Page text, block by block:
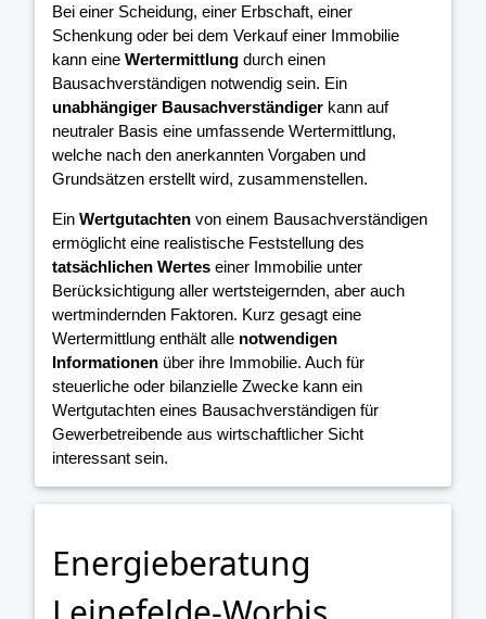
Bei einer Scheidung, einer Erbschaft, einer
Schenkung oder bei dem Verkauf einer Immobilie
kann eine Wertermittlung durch einen
Bausachverständigen notwendig sein. Ein
unabhängiger Bausachverständiger kann auf
neutraler Basis eine umfassende Wertermittlung,
welche nach den anerkannten Vorgaben und
Grundsätzen erstellt wird, zusammenstellen.
Ein Wertgutachten von einem Bausachverständigen
ermöglicht eine realistische Feststellung des
tatsächlichen Wertes einer Immobilie unter
Berücksichtigung aller wertsteigernden, aber auch
wertmindernden Faktoren. Kurz gesagt eine
Wertermittlung enthält alle notwendigen
Informationen über ihre Immobilie. Auch für
steuerliche oder bilanzielle Zwecke kann ein
Wertgutachten eines Bausachverständigen für
Gewerbetreibende aus wirtschaftlicher Sicht
interessant sein.
Energieberatung